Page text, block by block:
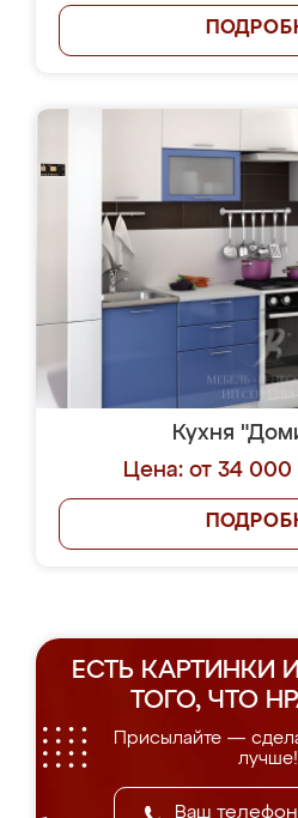
Кухня
Цена: от 34 000
ЕСТЬ КАРТИНКИ
ТОГО, ЧТО
Присылайте —
лучше!